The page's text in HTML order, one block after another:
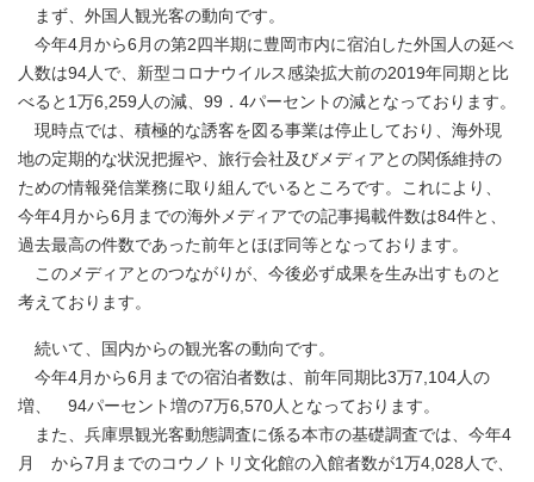
まず、外国人観光客の動向です。
今年4月から6月の第2四半期に豊岡市内に宿泊した外国人の延べ
人数は94人で、新型コロナウイルス感染拡大前の2019年同期と比
べると1万6,259人の減、99．4パーセントの減となっております。
現時点では、積極的な誘客を図る事業は停止しており、海外現
地の定期的な状況把握や、旅行会社及びメディアとの関係維持の
ための情報発信業務に取り組んでいるところです。これにより、
今年4月から6月までの海外メディアでの記事掲載件数は84件と、
過去最高の件数であった前年とほぼ同等となっております。
このメディアとのつながりが、今後必ず成果を生み出すものと
考えております。
続いて、国内からの観光客の動向です。
今年4月から6月までの宿泊者数は、前年同期比3万7,104人の
増、 94パーセント増の7万6,570人となっております。
また、兵庫県観光客動態調査に係る本市の基礎調査では、今年4
月 から7月までのコウノトリ文化館の入館者数が1万4,028人で、